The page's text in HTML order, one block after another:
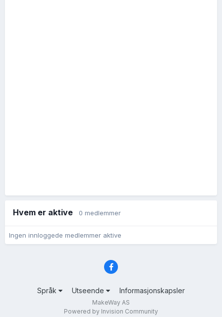
Hvem er aktive 0 medlemmer
Ingen innloggede medlemmer aktive
Språk Utseende Informasjonskapsler
MakeWay AS
Powered by Invision Community